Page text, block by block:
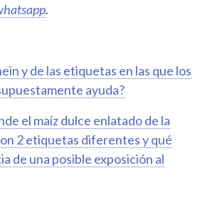
.
y de las etiquetas en las que los
ayuda?
el maíz dulce enlatado de la
2 etiquetas diferentes y qué
de una posible exposición al